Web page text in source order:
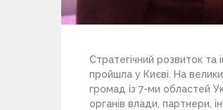
Стратегічний розвиток
пройшла у Києві. На
громад із 7-ми областей
органів влади, партнери,